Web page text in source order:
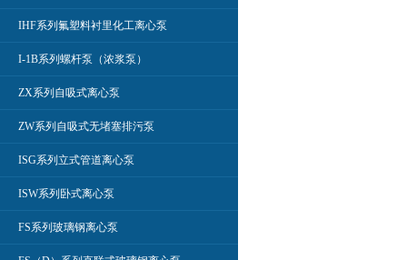
IHF系列氟塑料衬里化工离心泵
I-1B系列螺杆泵（浓浆泵）
ZX系列自吸式离心泵
ZW系列自吸式无堵塞排污泵
ISG系列立式管道离心泵
ISW系列卧式离心泵
FS系列玻璃钢离心泵